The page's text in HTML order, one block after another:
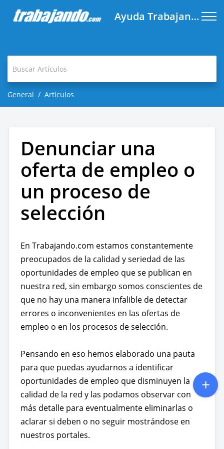
Ayuda Trabajando.com
General Artículos
Denunciar una
oferta de empleo o
un proceso de
selección
En Trabajando.com estamos constantemente
preocupados de la calidad y seriedad de las
oportunidades de empleo que se publican en
nuestra red, sin embargo somos conscientes de
que no hay una manera infalible de detectar
errores o inconvenientes en las ofertas de
empleo o en los procesos de selección.
Pensando en eso hemos elaborado una pauta
para que puedas ayudarnos a identificar
oportunidades de empleo que disminuyen la
calidad de la red y las podamos observar con
más detalle para eventualmente eliminarlas o
aclarar si deben o no seguir mostrándose en
nuestros portales.